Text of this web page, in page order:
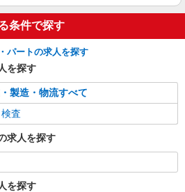
条件で探す
パートの求人を探す
を探す
製造・物流すべて
査
求人を探す
を探す